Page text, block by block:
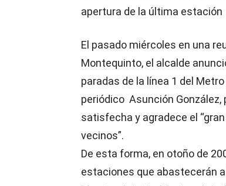
apertura de la última estación
El pasado miércoles en una
Montequinto, el alcalde
paradas de la línea 1 del
periódico Asunción
satisfecha y agradece el
vecinos”.
De esta forma, en otoño de
estaciones que abastecerán